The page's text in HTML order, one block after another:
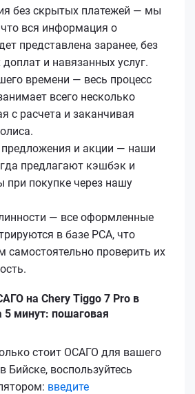
без скрытых платежей — мы
вся информация о
представлена заранее, без
и навязанных услуг.
времени — весь процесс
всего несколько
с расчета и заканчивая
и акции — наши
предлагают кэшбэк и
при покупке через нашу
— все оформленные
в базе РСА, что
самостоятельно проверить их
на Chery Tiggo 7 Pro в
5 минут: пошаговая
стоит ОСАГО для вашего
Бийске, воспользуйтесь
введите